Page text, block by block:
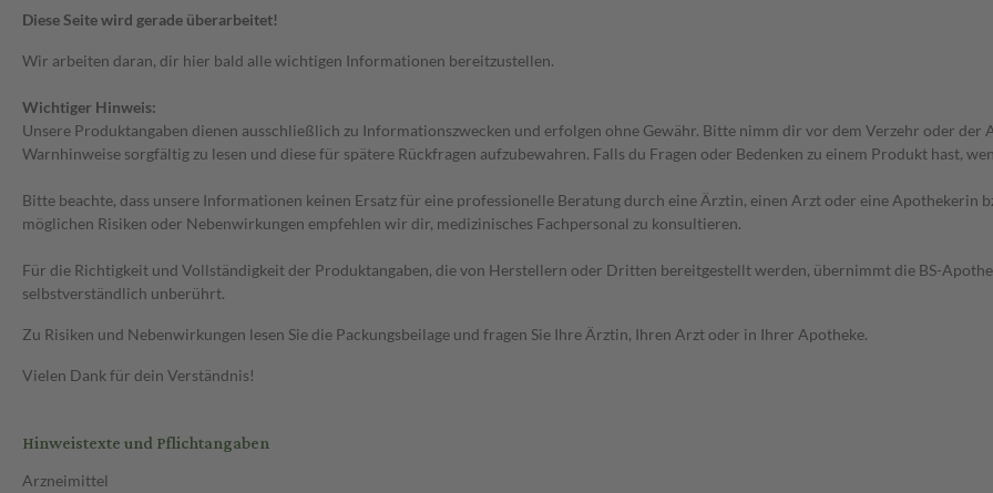
Diese Seite wird gerade überarbeitet!
Wir arbeiten daran, dir hier bald alle wichtigen Informationen bereitzustellen.
Wichtiger Hinweis:
Unsere Produktangaben dienen ausschließlich zu Informationszwecken und erfolgen ohne Gewähr. Bitte nimm dir vor dem Verzehr oder
Warnhinweise sorgfältig zu lesen und diese für spätere Rückfragen aufzubewahren. Falls du Fragen oder Bedenken zu einem Produkt hast,
Bitte beachte, dass unsere Informationen keinen Ersatz für eine professionelle Beratung durch eine Ärztin, einen Arzt oder eine Apothekerin
möglichen Risiken oder Nebenwirkungen empfehlen wir dir, medizinisches Fachpersonal zu konsultieren.
Für die Richtigkeit und Vollständigkeit der Produktangaben, die von Herstellern oder Dritten bereitgestellt werden, übernimmt die BS-
selbstverständlich unberührt.
Zu Risiken und Nebenwirkungen lesen Sie die Packungsbeilage und fragen Sie Ihre Ärztin, Ihren Arzt oder in Ihrer Apotheke.
Vielen Dank für dein Verständnis!
Hinweistexte und Pflichtangaben
Arzneimittel